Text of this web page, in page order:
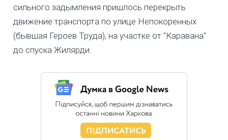
сильного задымления пришлось перекрыть
движение транспорта по улице Непокоренных
(бывшая Героев Труда), на участке от "Каравана"
до спуска Жилярди.